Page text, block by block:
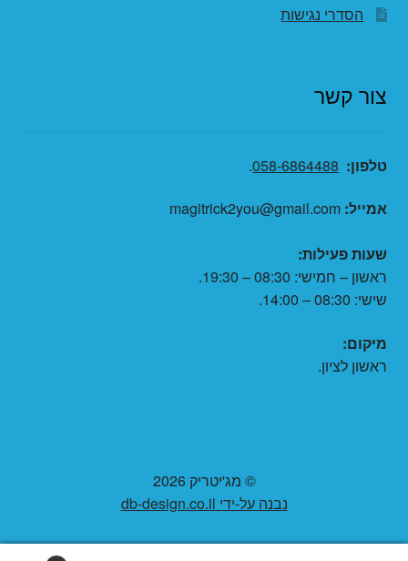
הסדרי נגישות
צור קשר
טלפון: 058-6864488
.
אמייל:
שעות פעילות:
ראשון – חמישי: 08:30 – 19:30.
שישי: 08:30 – 14:00.
מיקום:
ראשון לציון.
© מג'יטריק 2026
נבנה על-ידי db-design.co.il